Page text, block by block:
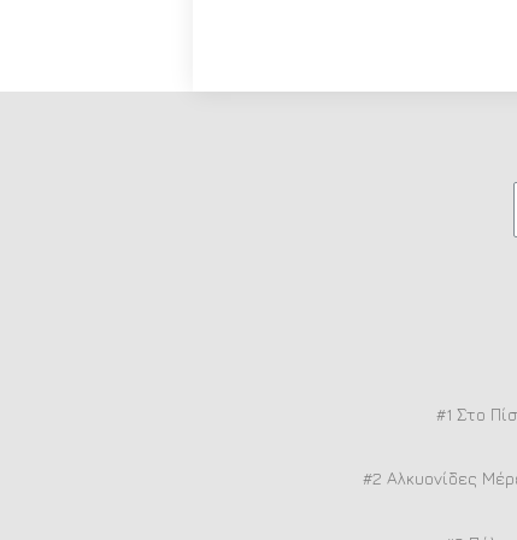
#1 Στο
#2 Αλκυονίδες